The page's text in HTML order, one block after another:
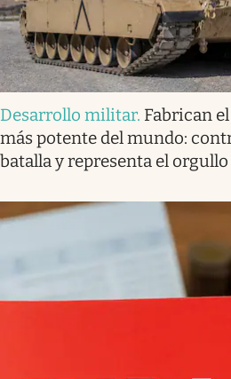
Desarrollo militar. Fabrican
más potente del mundo:
batalla y representa el orgullo